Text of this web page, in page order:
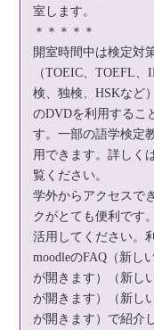
室します。
＊＊＊＊＊
開室時間中は検定対
（TOEIC、TOEFL、
検、独検、HSKなど
のDVDを利用するこ
す。一部の語学検定
用できます。詳しく
覧ください。
学外からアクセスで
クがとても便利です
活用してください。
moodleのFAQ （新し
が開きます）（新し
が開きます）（新し
が開きます）で紹介